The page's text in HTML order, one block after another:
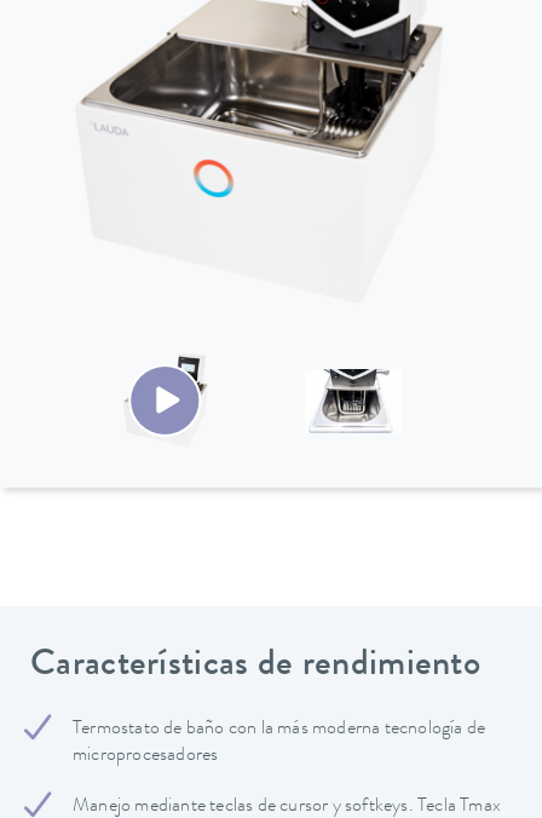
Características de rendimiento
Termostato de baño con la más moderna tecnología de
microprocesadores
Manejo mediante teclas de cursor y softkeys. Tecla Tmax